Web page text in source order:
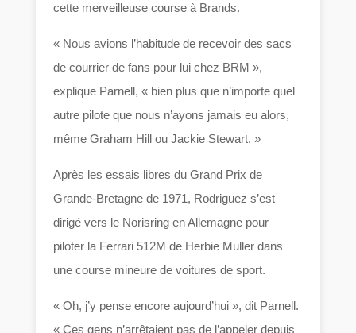
cette merveilleuse course à Brands.
« Nous avions l’habitude de recevoir des sacs
de courrier de fans pour lui chez BRM »,
explique Parnell, « bien plus que n’importe quel
autre pilote que nous n’ayons jamais eu alors,
même Graham Hill ou Jackie Stewart. »
Après les essais libres du Grand Prix de
Grande-Bretagne de 1971, Rodriguez s’est
dirigé vers le Norisring en Allemagne pour
piloter la Ferrari 512M de Herbie Muller dans
une course mineure de voitures de sport.
« Oh, j’y pense encore aujourd’hui », dit Parnell.
« Ces gens n’arrêtaient pas de l’appeler depuis